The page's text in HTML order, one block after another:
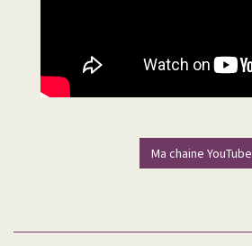
Ma chaine YouTube